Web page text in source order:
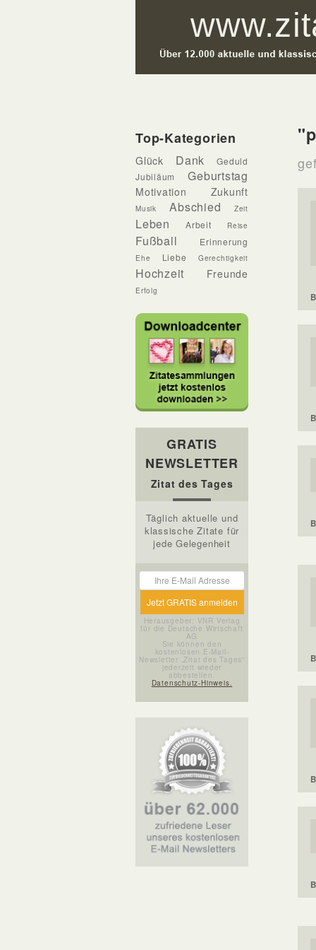
Top-Kategorien
Glück Dank
Geduld
Jubiläum
Geburtstag
Motivation Zukunft
Musik Abschied Zeit
Leben Arbeit Reise
Fußball Erinnerung
Ehe Liebe Gerechtigkeit
Hochzeit Freunde
Erfolg
GRATIS
NEWSLETTER
Zitat des Tages
Täglich aktuelle und
klassische Zitate für
jede Gelegenheit
Herausgeber: VNR Verlag
für die Deutsche Wirtschaft
AG
Sie können den
kostenlosen E-Mail-
Newsletter „Zitat des Tages“
jederzeit wieder
abbestellen.
Datenschutz-Hinweis.